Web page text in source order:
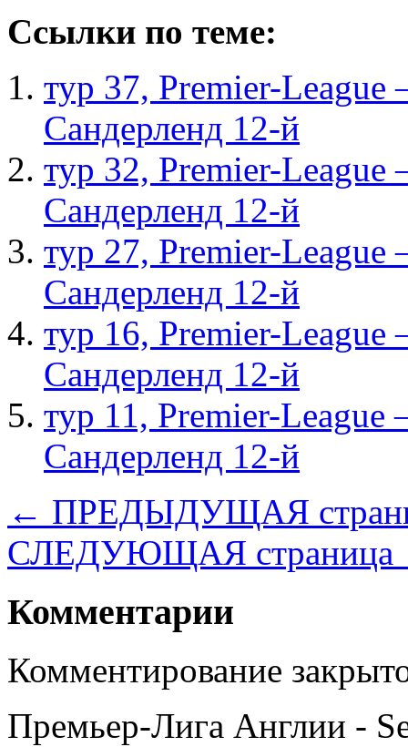
Ссылки по теме:
тур 37, Рremier-
Сандерленд 12-й
тур 32, Рremier-
Сандерленд 12-й
тур 27, Рremier-
Сандерленд 12-й
тур 16, Рremier-
Сандерленд 12-й
тур 11, Рremier-
Сандерленд 12-й
← ПРЕДЫДУЩАЯ
СЛЕДУЮЩАЯ
Комментарии
Комментирование
Премьер-Лига Англии -